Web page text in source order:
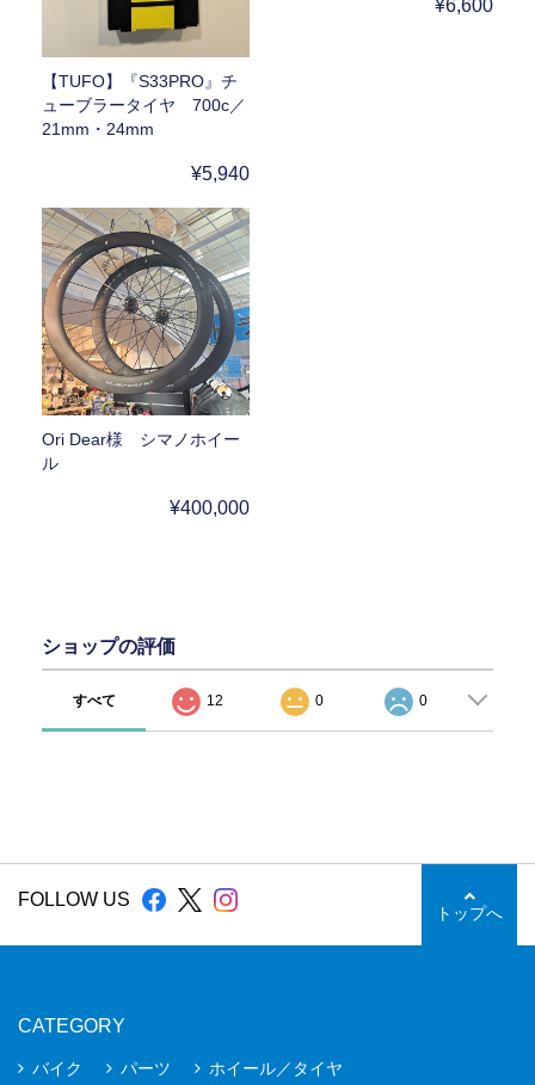
【TUFO】『S33PRO』チ
ューブラータイヤ 700c／
21mm・24mm
¥5,940
¥6,600
Ori Dear様 シマノホイー
ル
¥400,000
ショップの評価
すべて 12 0 0
FOLLOW US
トップへ
CATEGORY
バイク パーツ ホイール／タイヤ